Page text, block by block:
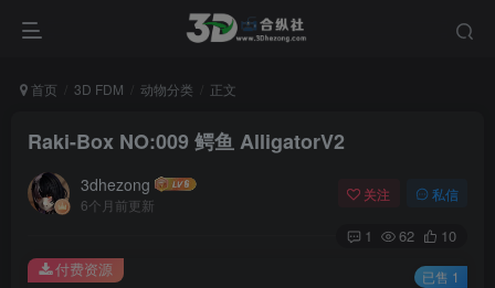
首页 3D FDM 动物分类 正文
Raki-Box NO:009 鳄鱼 AlligatorV2
3dhezong
6个月前更新
关注 私信
1 62 10
付费资源 已售 1